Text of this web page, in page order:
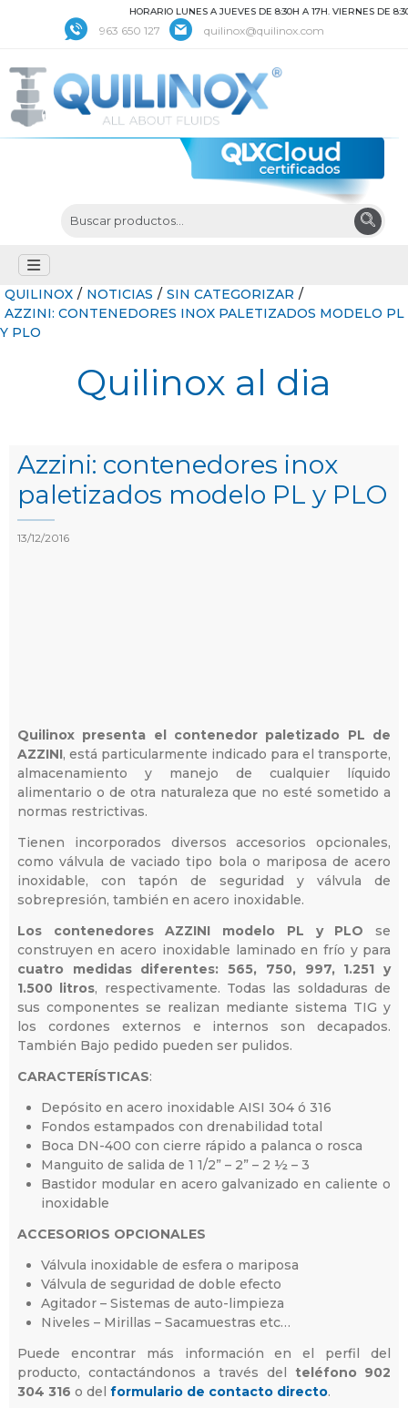
HORARIO LUNES A JUEVES DE 8:30H A 17H. VIERNES DE 8:30
963 650 127 quilinox@quilinox.com
QUILINOX / NOTICIAS / SIN CATEGORIZAR /
AZZINI: CONTENEDORES INOX PALETIZADOS MODELO PL
Y PLO
Quilinox al dia
Azzini: contenedores inox
paletizados modelo PL y PLO
13/12/2016
Quilinox presenta el contenedor paletizado PL de
AZZINI, está particularmente indicado para el transporte,
almacenamiento y manejo de cualquier líquido
alimentario o de otra naturaleza que no esté sometido a
normas restrictivas.
Tienen incorporados diversos accesorios opcionales,
como válvula de vaciado tipo bola o mariposa de acero
inoxidable, con tapón de seguridad y válvula de
sobrepresión, también en acero inoxidable.
Los contenedores AZZINI modelo PL y PLO se
construyen en acero inoxidable laminado en frío y para
cuatro medidas diferentes: 565, 750, 997, 1.251 y
1.500 litros, respectivamente. Todas las soldaduras de
sus componentes se realizan mediante sistema TIG y
los cordones externos e internos son decapados.
También Bajo pedido pueden ser pulidos.
CARACTERÍSTICAS:
Depósito en acero inoxidable AISI 304 ó 316
Fondos estampados con drenabilidad total
Boca DN-400 con cierre rápido a palanca o rosca
Manguito de salida de 1 1/2” – 2” – 2 ½ – 3
Bastidor modular en acero galvanizado en caliente o
inoxidable
ACCESORIOS OPCIONALES
Válvula inoxidable de esfera o mariposa
Válvula de seguridad de doble efecto
Agitador – Sistemas de auto-limpieza
Niveles – Mirillas – Sacamuestras etc…
Puede encontrar más información en el perfil del
producto, contactándonos a través del teléfono 902
304 316 o del formulario de contacto directo.